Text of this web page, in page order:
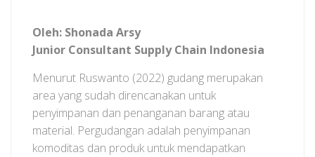
Oleh: Shonada Arsy
Junior Consultant Supply Chain Indonesia
Menurut Ruswanto (2022) gudang merupakan
area yang sudah direncanakan untuk
penyimpanan dan penanganan barang atau
material. Pergudangan adalah penyimpanan
komoditas dan produk untuk mendapatkan